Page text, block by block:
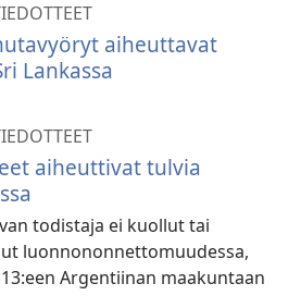
aiheuttavat
Lankassa
aiheuttivat tulvia
todistaja ei kuollut tai
luonnononnettomuudessa,
Argentiinan maakuntaan